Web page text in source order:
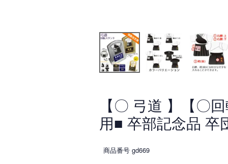
【〇 弓道 】【〇
用■ 卒部記念品 卒
商品番号 gd669